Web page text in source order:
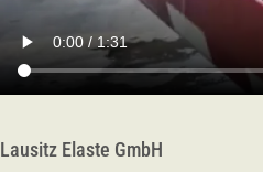
Lausitz Elaste GmbH